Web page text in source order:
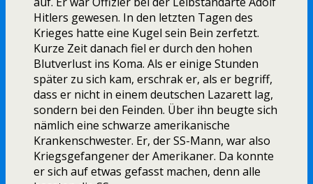
Hitlers gewesen. In den letzten Tagen des
Krieges hatte eine Kugel sein Bein zerfetzt.
Kurze Zeit danach fiel er durch den hohen
Blutverlust ins Koma. Als er einige Stunden
später zu sich kam, erschrak er, als er begriff,
dass er nicht in einem deutschen Lazarett lag,
sondern bei den Feinden. Über ihn beugte sich
nämlich eine schwarze amerikanische
Krankenschwester. Er, der SS-Mann, war also
Kriegsgefangener der Amerikaner. Da konnte
er sich auf etwas gefasst machen, denn alle